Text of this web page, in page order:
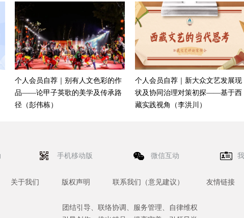
个人会员自荐｜别有人文色彩的作
品——论甲子英歌的美学及传承路
径（彭伟栋）
个人会员自荐｜新大众文艺发展现
状及协同治理对策初探——基于西
藏实践视角（李洪川）
手机移动版 微信互动
关于我们 版权声明 联系我们（意见建议） 友情链接
团结引导、联络协调、服务管理、自律维权